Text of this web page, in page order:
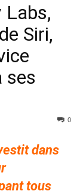
Labs,
Siri,
ses
0
dans
tous